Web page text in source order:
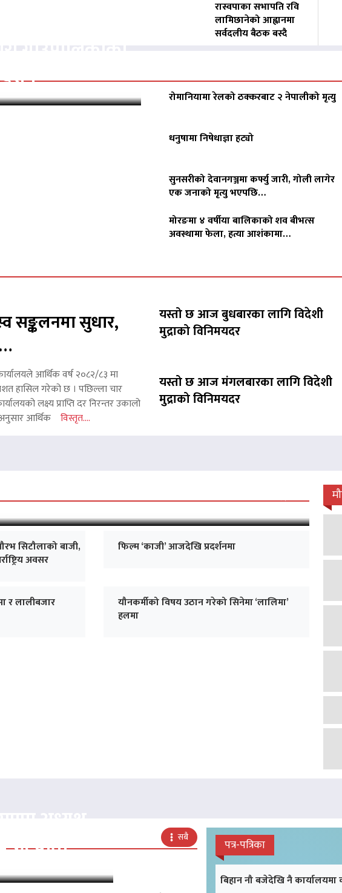
रास्वपाका सभापति रवि
लामिछानेको आह्वानमा
सर्वदलीय बैठक बस्दै
रोमानियामा रेलको ठक्करबाट २ नेपालीको मृत्यु
धनुषामा निषेधाज्ञा हट्यो
सुनसरीको देवानगञ्जमा कर्फ्यु जारी, गोली लागेर
एक जनाको मृत्यु भएपछि…
मोरङमा ४ वर्षीया बालिकाको शव बीभत्स
अवस्थामा फेला, हत्या आशंकामा…
सङ्कलनमा सुधार,
आर्थिक वर्ष २०८२/८३ मा
हासिल गरेको छ । पछिल्ला चार
लक्ष्य प्राप्ति दर निरन्तर उकालो
आर्थिक विस्तृत....
यस्तो छ आज बुधबारका लागि विदेशी
मुद्राको विनिमयदर
यस्तो छ आज मंगलबारका लागि विदेशी
मुद्राको विनिमयदर
यात्रा जारी, प्रदर्शनको ५१औँ दिन पूरा
सिटौलाको बाजी,
अवसर
फिल्म ‘काजी’ आजदेखि प्रदर्शनमा
र लालीबजार
यौनकर्मीको विषय उठान गरेको सिनेमा ‘लालिमा’
हलमा
सबै
अध्यक्ष
पत्र-पत्रिका
बिहान नौ बजेदेखि नै कार्यालयमा